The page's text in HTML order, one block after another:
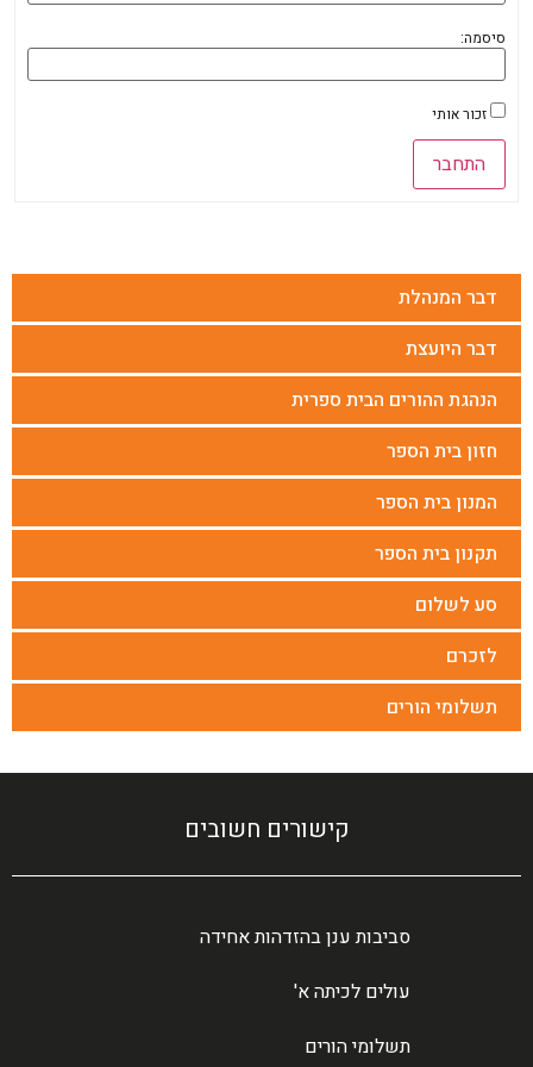
דבר המנהלת
דבר היועצת
הנהגת ההורים הבית ספרית
חזון בית הספר
המנון בית הספר
תקנון בית הספר
סע לשלום
לזכרם
תשלומי הורים
סיסמה:
זכור אותי
התחבר
קישורים חשובים
סביבות ענן בהזדהות אחידה
עולים לכיתה א'
תשלומי הורים